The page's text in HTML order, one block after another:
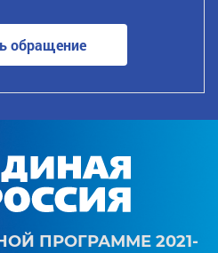
обращение
ПРОГРАММЕ 2021-